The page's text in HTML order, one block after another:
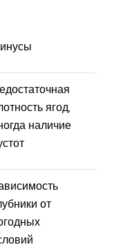
ягод,
наличие
от